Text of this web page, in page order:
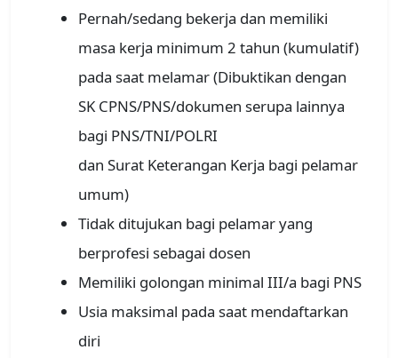
Pernah/sedang bekerja dan memiliki
masa kerja minimum 2 tahun (kumulatif)
pada saat melamar (Dibuktikan dengan
SK CPNS/PNS/dokumen serupa lainnya
bagi PNS/TNI/POLRI
dan Surat Keterangan Kerja bagi pelamar
umum)
Tidak ditujukan bagi pelamar yang
berprofesi sebagai dosen
Memiliki golongan minimal III/a bagi PNS
Usia maksimal pada saat mendaftarkan
diri